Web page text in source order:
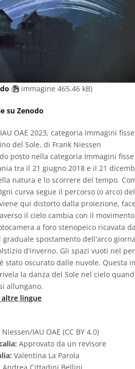
( immagine 465.46 kB)
su Zenodo
OAE 2023, categoria Immagini
del Sole, di Frank Niessen
posto nella categoria Immagini
tra il 21 giugno 2018 e il 21
natura e lo scorrere del tempo.
curva segue il percorso (o arco)
qui distorto dalla proiezione,
il cielo cambia con il
a foro stenopeico ricavata
spostamento dell'arco
d'inverno. Gli spazi vuoti nel
oscurato dalle nuvole. Questa
la danza del Sole nel cielo
allungano.
altre lingue
IAU OAE (CC BY 4.0)
Approvato da un revisore
Valentina La Parola